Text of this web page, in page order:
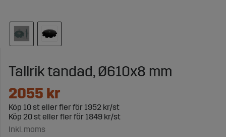
Tallrik tandad, Ø610x8 mm
2055 kr
Köp 10 st eller fler för 1952 kr/st
Köp 20 st eller fler för 1849 kr/st
Inkl. moms